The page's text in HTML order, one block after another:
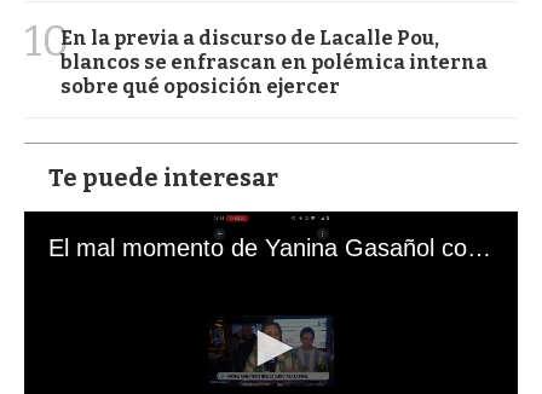
10En la previa a discurso de Lacalle Pou,
blancos se enfrascan en polémica interna
sobre qué oposición ejercer
Te puede interesar
El mal momento de Yanina Gasañol con un hincha argentino en "Subrayado"